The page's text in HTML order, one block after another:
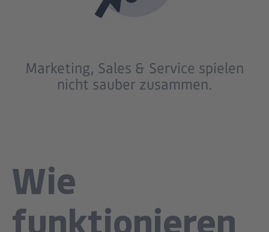
Marketing, Sales & Service spielen
nicht sauber zusammen.
Wie
funktionieren